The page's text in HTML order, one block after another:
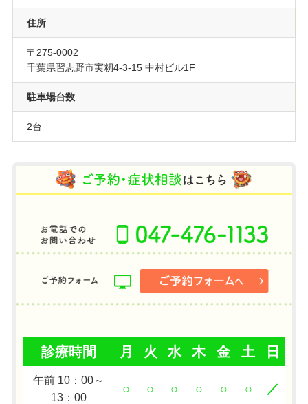
住所
〒275-0002
千葉県習志野市実籾4-3-15 中村ビル1F
駐車場台数
2台
診療時間 月 火 水 木 金 土 日
午前 10：00～
13：00
○ ○ ○ ○ ○ ○ ／